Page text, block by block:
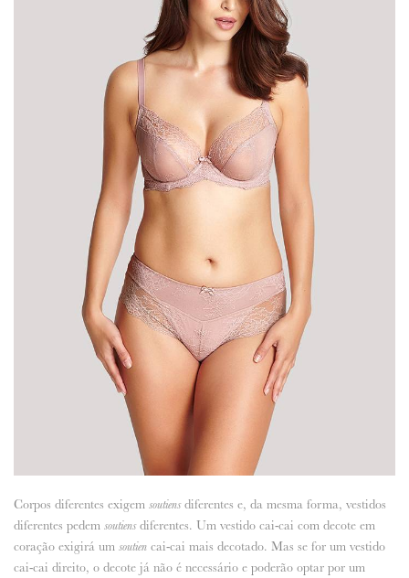
Corpos diferentes exigem soutiensdiferentes e, da mesma forma, vestidos
diferentes pedem soutiensdiferentes. Um vestido cai-cai com decote em
coração exigirá um soutien cai-cai mais decotado. Mas se for um vestido
cai-cai direito, o decote já não é necessário e poderão optar por um